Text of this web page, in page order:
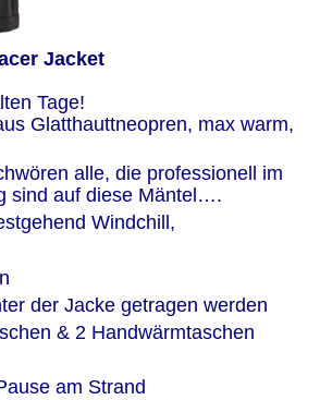
Jacket
Tage!
Glatthauttneopren, max warm,
alle, die professionell im
sind auf diese Mäntel….
Windchill,
der Jacke getragen werden
& 2 Handwärmtaschen
am Strand